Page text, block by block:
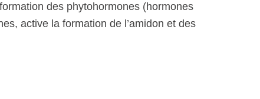
des phytohormones (hormones
active la formation de l’amidon et des